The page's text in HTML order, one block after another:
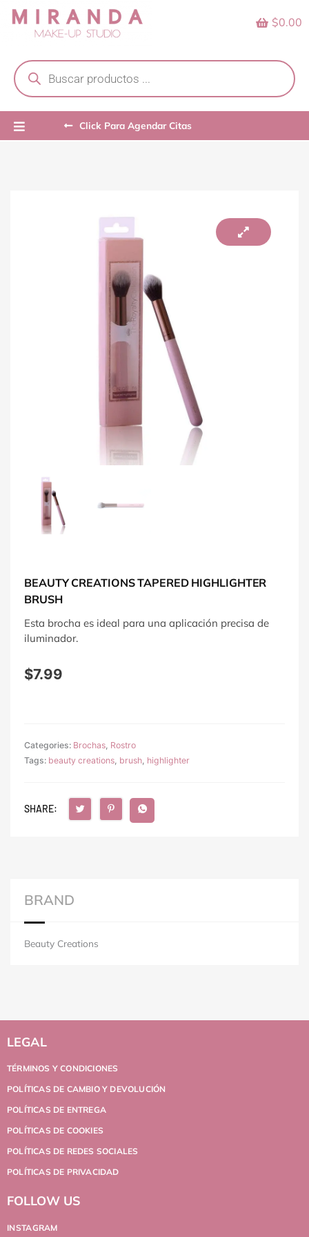
Skip
search
$0.00
Click Para Agendar Citas
BEAUTY CREATIONS TAPERED HIGHLIGHTER
BRUSH
Esta brocha es ideal para una aplicación precisa de
iluminador.
$7.99
Categories: Brochas Rostro
Tags: beauty creations brush highlighter
SHARE:
BRAND
Beauty Creations
LEGAL
TÉRMINOS Y CONDICIONES
POLÍTICAS DE CAMBIO Y DEVOLUCIÓN
POLÍTICAS DE ENTREGA
POLÍTICAS DE COOKIES
POLÍTICAS DE REDES SOCIALES
POLÍTICAS DE PRIVACIDAD
FOLLOW US
INSTAGRAM